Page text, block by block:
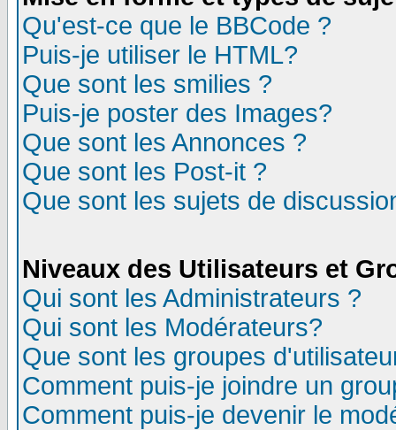
Qu'est-ce que le BBCode ?
Puis-je utiliser le HTML?
Que sont les smilies ?
Puis-je poster des Images?
Que sont les Annonces ?
Que sont les Post-it ?
Que sont les sujets de
Niveaux des Utilisateurs et
Qui sont les Administrateurs ?
Qui sont les Modérateurs?
Que sont les groupes
Comment puis-je joindre un
Comment puis-je devenir le